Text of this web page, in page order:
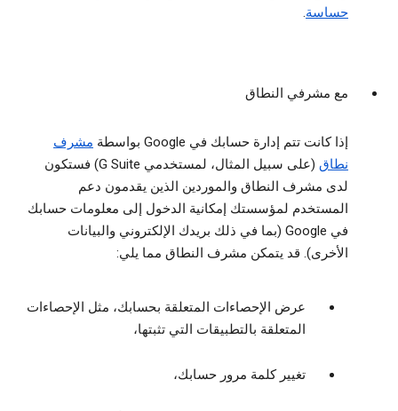
حساسة.
مع مشرفي النطاق
إذا كانت تتم إدارة حسابك في Google بواسطة
مشرف
نطاق
(على سبيل المثال، لمستخدمي G Suite) فستكون
لدى مشرف النطاق والموردين الذين يقدمون دعم
المستخدم لمؤسستك إمكانية الدخول إلى معلومات حسابك
في Google (بما في ذلك بريدك الإلكتروني والبيانات
الأخرى). قد يتمكن مشرف النطاق مما يلي:
عرض الإحصاءات المتعلقة بحسابك، مثل الإحصاءات
المتعلقة بالتطبيقات التي تثبتها،
تغيير كلمة مرور حسابك،